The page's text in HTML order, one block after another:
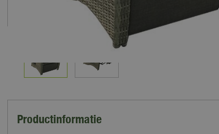
Productinformatie